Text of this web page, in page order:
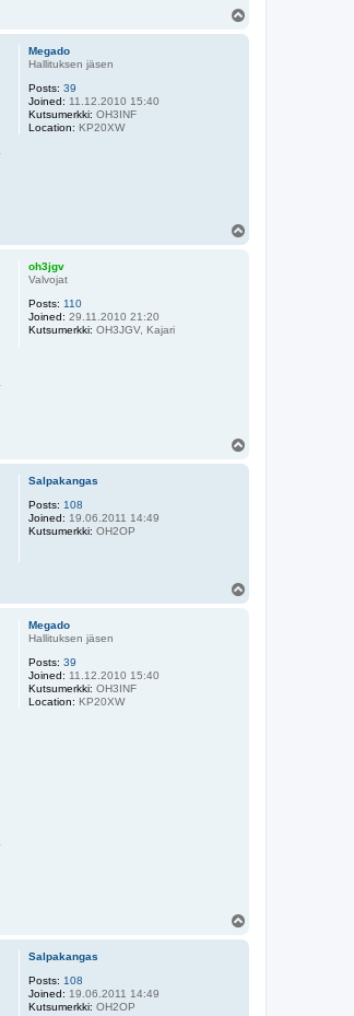
Megado
Hallituksen jäsen
Posts: 39
Joined: 11.12.2010 15:40
Kutsumerkki: OH3INF
Location: KP20XW
oh3jgv
Valvojat
Posts: 110
Joined: 29.11.2010 21:20
Kutsumerkki: OH3JGV, Kajari
Salpakangas
Posts: 108
Joined: 19.06.2011 14:49
Kutsumerkki: OH2OP
Megado
Hallituksen jäsen
Posts: 39
Joined: 11.12.2010 15:40
Kutsumerkki: OH3INF
Location: KP20XW
Salpakangas
Posts: 108
Joined: 19.06.2011 14:49
Kutsumerkki: OH2OP